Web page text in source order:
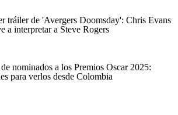
tráiler de 'Avergers Doomsday': Chris Evans
a interpretar a Steve Rogers
nominados a los Premios Oscar 2025:
para verlos desde Colombia